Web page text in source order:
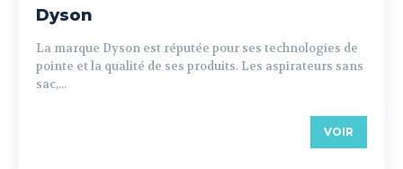
Dyson
La marque Dyson est réputée pour ses technologies de
pointe et la qualité de ses produits. Les aspirateurs sans
sac,...
VOIR